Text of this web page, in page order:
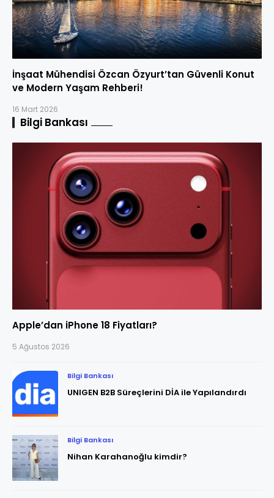
İnşaat Mühendisi Özcan Özyurt’tan Güvenli Konut
ve Modern Yaşam Rehberi!
16 Mart 2026
Bilgi Bankası
Apple’dan iPhone 18 Fiyatları?
5 Ağustos 2026
Bilgi Bankası
UNIGEN B2B Süreçlerini DİA ile Yapılandırdı
Bilgi Bankası
Nihan Karahanoğlu kimdir?